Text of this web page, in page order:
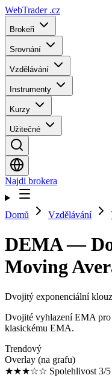
WebTrader .cz
Brokeři
Srovnání
Vzdělávání
Instrumenty
Kurzy
Užitečné
Najdi brokera
Domů Vzdělávání
DEMA —
Moving
Dvojitý exponenciální
Dvojité vyhlazení EMA pro
klasickému EMA.
Trendový
Overlay (na grafu)
★★★☆☆ Spolehlivost 3/5